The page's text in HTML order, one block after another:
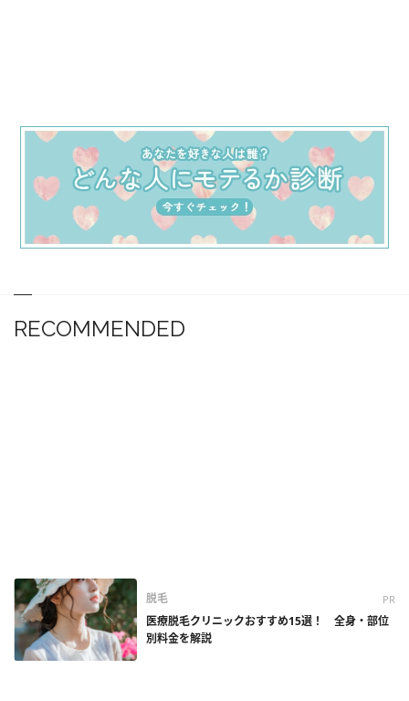
RECOMMENDED
脱毛 PR
医療脱毛クリニックおすすめ15選！ 全身・部位
別料金を解説